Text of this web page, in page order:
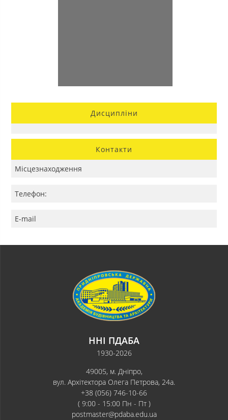
Дисципліни
Контакти
Місцезнаходження
Телефон:
E-mail
ННІ ПДАБА
1930-2026
49005, м. Дніпро,
вул. Архітектора Олега Петрова, 24а.
+38 (056) 746-10-66
( 9:00 - 15:00 Пн - Пт )
postmaster@pdaba.edu.ua